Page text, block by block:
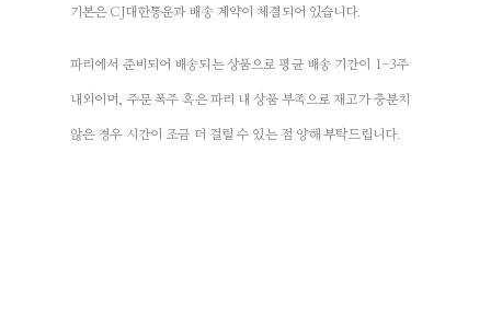
기본은 CJ대한통운과 배송 계약이 체결되어 있습니다.
파리에서 준비되어 배송되는 상품으로 평균 배송 기간이 1-3주
내외이며, 주문 폭주 혹은 파리 내 상품 부족으로 재고가 충분치
않은 경우 시간이 조금 더 걸릴 수 있는 점 양해 부탁드립니다.